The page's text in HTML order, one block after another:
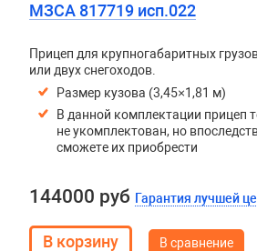
МЗСА 817719 исп.022
Прицеп для крупногабаритных
или двух снегоходов.
Размер кузова (3,45×1,81 м)
В данной комплектации прицеп
не укомплектован, но
сможете их приобрести
144000 руб Гарантия лучшей
В сравнение